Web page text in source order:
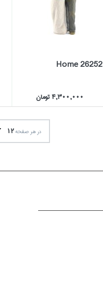
Home 26252
4,300,000 تومان
در هر صفحه12